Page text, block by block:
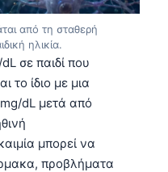
από τη σταθερή
ηλικία.
σε παιδί που
το ίδιο με μια
dL μετά από
μπορεί να
προβλήματα